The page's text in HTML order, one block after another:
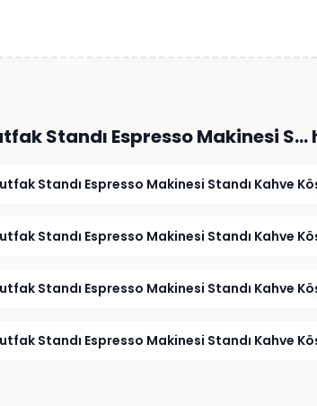
Standı Espresso Makinesi S…
Standı Espresso Makinesi Standı Kahve
Standı Espresso Makinesi Standı Kahve
Standı Espresso Makinesi Standı Kahve
Standı Espresso Makinesi Standı Kahve